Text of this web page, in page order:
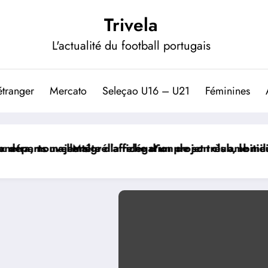
Trivela
L'actualité du football portugais
Mercato Seleçao U16 – U21 Féminines
d’un projet très ambitieux
relégation de son club, le milieu portugaisLe